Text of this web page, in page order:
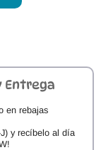
Entrega
en rebajas
y recíbelo al día